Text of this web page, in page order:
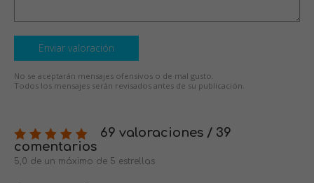
Enviar valoración
No se aceptarán mensajes ofensivos o de mal gusto.
Todos los mensajes serán revisados antes de su publicación.
69 valoraciones / 39
comentarios
5,0 de un máximo de 5 estrellas